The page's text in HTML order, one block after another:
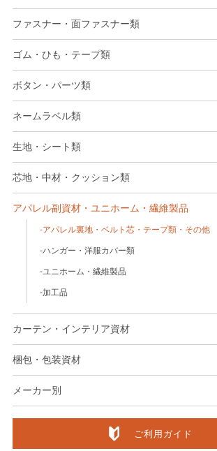
ファスナー・面ファスナー類
ゴム・ひも・テープ類
ボタン・パーツ類
ネームラベル類
生地・シート類
芯地・中材・クッション類
アパレル副資材・ユニホーム・繊維製品
アパレル裏地・ベルト芯・テープ類・その他
ハンガー・洋服カバー類
ユニホーム・繊維製品
加工品
カーテン・インテリア資材
梱包・包装資材
メーカー別
ご利用ガイド